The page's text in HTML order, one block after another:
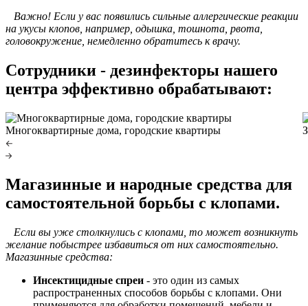
Важно! Если у вас появились сильные аллергические реакции
на укусы клопов, например, одышка, тошнота, рвота,
головокружение, немедленно обратитесь к врачу.
Сотрудники - дезинфекторы нашего
центра эффективно обрабатывают:
Многоквартирные дома, городские квартиры
Магазинные и народные средства для
самостоятельной борьбы с клопами.
Если вы уже столкнулись с клопами, то может возникнуть
желание побыстрее избавиться от них самостоятельно.
Магазинные средства:
Инсектицидные спреи - это один из самых
распространенных способов борьбы с клопами. Они